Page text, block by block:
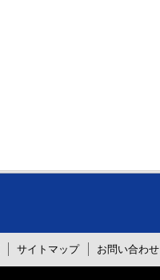
サイトマップ お問い合わせ